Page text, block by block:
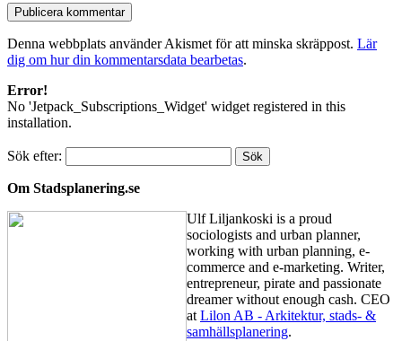
Denna webbplats använder Akismet för att minska skräppost. Lär
dig om hur din kommentarsdata bearbetas.
Error!
No 'Jetpack_Subscriptions_Widget' widget registered in this
installation.
Sök efter:
Om Stadsplanering.se
Ulf Liljankoski is a proud
sociologists and urban planner,
working with urban planning, e-
commerce and e-marketing. Writer,
entrepreneur, pirate and passionate
dreamer without enough cash. CEO
at Lilon AB - Arkitektur, stads- &
samhällsplanering.